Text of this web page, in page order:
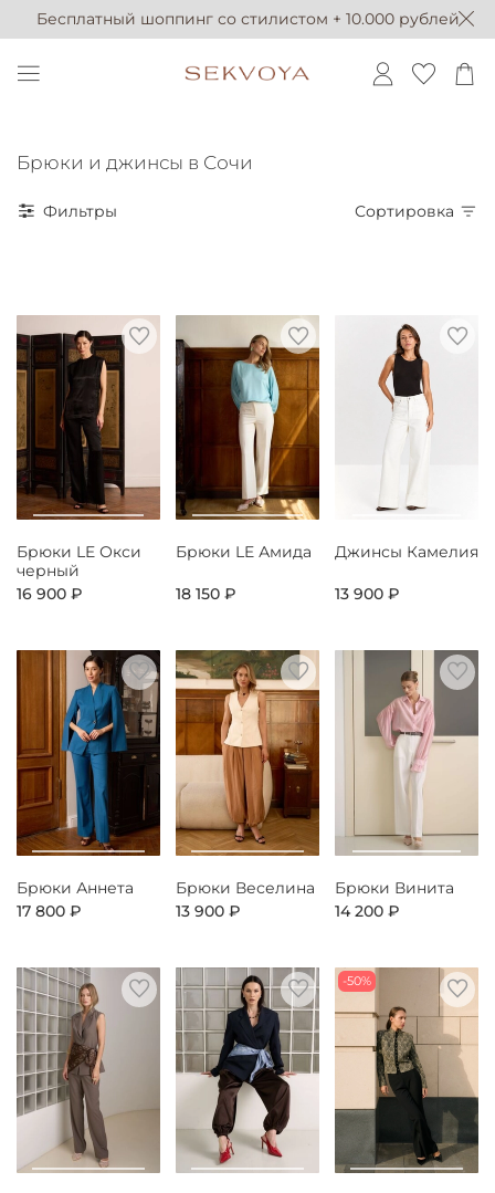
Бесплатный шоппинг со стилистом + 10.000 рублей
Брюки и джинсы в Сочи
Фильтры Сортировка
Брюки LE Окси
черный
16 900 ₽
Брюки LE Амида
18 150 ₽
Джинсы Камелия
13 900 ₽
Брюки Аннета
17 800 ₽
Брюки Веселина
13 900 ₽
Брюки Винита
14 200 ₽
-50%